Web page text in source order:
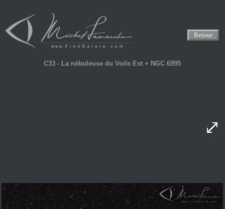
Retour
C33 - La nébuleuse du Voile Est + NGC 6995